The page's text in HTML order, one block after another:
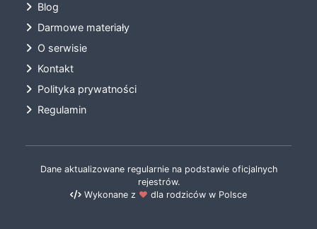
Blog
Darmowe materiały
O serwisie
Kontakt
Polityka prywatności
Regulamin
Dane aktualizowane regularnie na podstawie oficjalnych
rejestrów.
Wykonane z ❤️ dla rodziców w Polsce